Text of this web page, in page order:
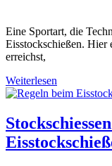
Eine Sportart, die
Eisstockschießen.
erreichst,
Weiterlesen